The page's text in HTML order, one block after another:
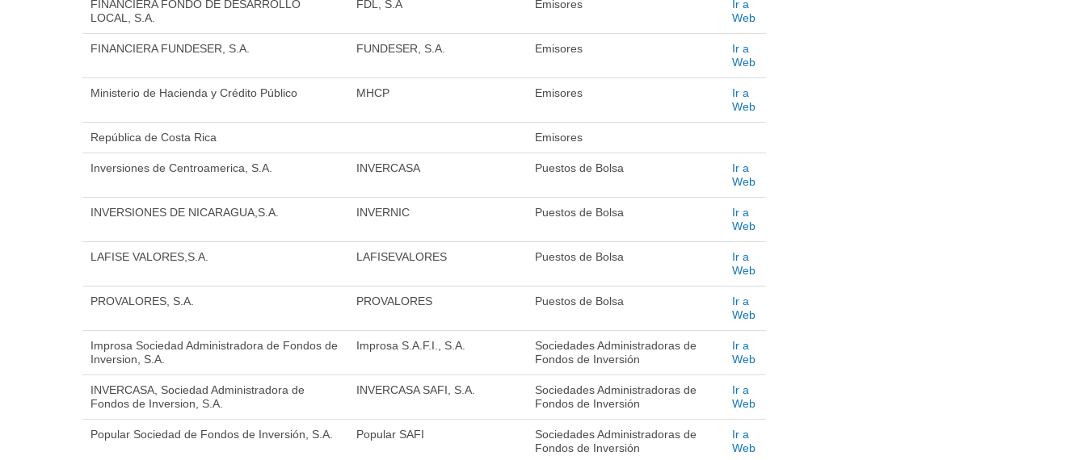
FINANCIERA FONDO DE DESARROLLO
LOCAL, S.A.
FDL, S.A Emisores
Ir a
Web
FINANCIERA FUNDESER, S.A. FUNDESER, S.A. Emisores
Ir a
Web
Ministerio de Hacienda y Crédito Público MHCP Emisores
Ir a
Web
República de Costa Rica Emisores
Inversiones de Centroamerica, S.A. INVERCASA Puestos de Bolsa
Ir a
Web
INVERSIONES DE NICARAGUA,S.A. INVERNIC Puestos de Bolsa
Ir a
Web
LAFISE VALORES,S.A. LAFISEVALORES Puestos de Bolsa
Ir a
Web
PROVALORES, S.A. PROVALORES Puestos de Bolsa
Ir a
Web
Improsa Sociedad Administradora de Fondos de
Inversion, S.A.
Improsa S.A.F.I., S.A.
Sociedades Administradoras de
Fondos de Inversión
Ir a
Web
INVERCASA, Sociedad Administradora de
Fondos de Inversion, S.A.
INVERCASA SAFI, S.A.
Sociedades Administradoras de
Fondos de Inversión
Ir a
Web
Popular Sociedad de Fondos de Inversión, S.A. Popular SAFI
Sociedades Administradoras de
Fondos de Inversión
Ir a
Web